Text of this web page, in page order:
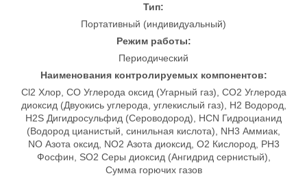
Тип:
Портативный (индивидуальный)
Режим работы:
Периодический
Наименования контролируемых компонентов:
Cl2 Хлор, CO Углерода оксид (Угарный газ), CO2 Углерода
диоксид (Двуокись углерода, углекислый газ), H2 Водород,
H2S Дигидросульфид (Сероводород), HCN Гидроцианид
(Водород цианистый, синильная кислота), NH3 Аммиак,
NO Азота оксид, NO2 Азота диоксид, O2 Кислород, PH3
Фосфин, SO2 Серы диоксид (Ангидрид сернистый),
Сумма горючих газов